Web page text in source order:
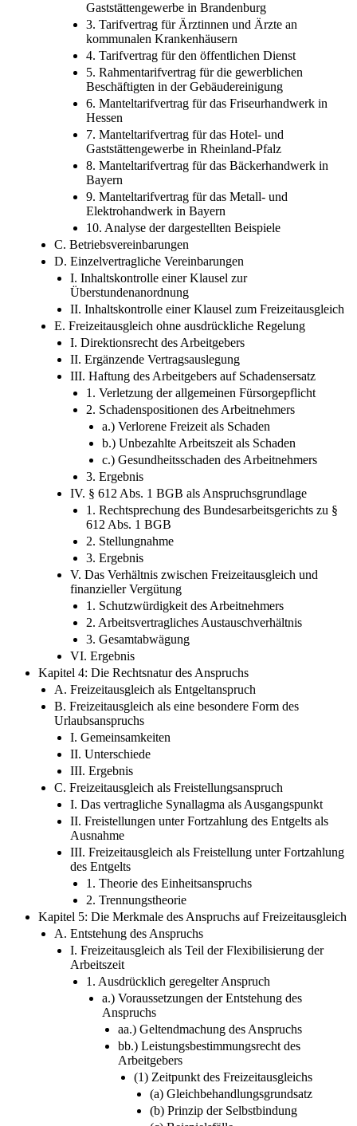
Gaststättengewerbe in Brandenburg
3. Tarifvertrag für Ärztinnen und Ärzte an
kommunalen Krankenhäusern
4. Tarifvertrag für den öffentlichen Dienst
5. Rahmentarifvertrag für die gewerblichen
Beschäftigten in der Gebäudereinigung
6. Manteltarifvertrag für das Friseurhandwerk in
Hessen
7. Manteltarifvertrag für das Hotel- und
Gaststättengewerbe in Rheinland-Pfalz
8. Manteltarifvertrag für das Bäckerhandwerk in
Bayern
9. Manteltarifvertrag für das Metall- und
Elektrohandwerk in Bayern
10. Analyse der dargestellten Beispiele
C. Betriebsvereinbarungen
D. Einzelvertragliche Vereinbarungen
I. Inhaltskontrolle einer Klausel zur
Überstundenanordnung
II. Inhaltskontrolle einer Klausel zum Freizeitausgleich
E. Freizeitausgleich ohne ausdrückliche Regelung
I. Direktionsrecht des Arbeitgebers
II. Ergänzende Vertragsauslegung
III. Haftung des Arbeitgebers auf Schadensersatz
1. Verletzung der allgemeinen Fürsorgepflicht
2. Schadenspositionen des Arbeitnehmers
a.) Verlorene Freizeit als Schaden
b.) Unbezahlte Arbeitszeit als Schaden
c.) Gesundheitsschaden des Arbeitnehmers
3. Ergebnis
IV. § 612 Abs. 1 BGB als Anspruchsgrundlage
1. Rechtsprechung des Bundesarbeitsgerichts zu §
612 Abs. 1 BGB
2. Stellungnahme
3. Ergebnis
V. Das Verhältnis zwischen Freizeitausgleich und
finanzieller Vergütung
1. Schutzwürdigkeit des Arbeitnehmers
2. Arbeitsvertragliches Austauschverhältnis
3. Gesamtabwägung
VI. Ergebnis
Kapitel 4: Die Rechtsnatur des Anspruchs
A. Freizeitausgleich als Entgeltanspruch
B. Freizeitausgleich als eine besondere Form des
Urlaubsanspruchs
I. Gemeinsamkeiten
II. Unterschiede
III. Ergebnis
C. Freizeitausgleich als Freistellungsanspruch
I. Das vertragliche Synallagma als Ausgangspunkt
II. Freistellungen unter Fortzahlung des Entgelts als
Ausnahme
III. Freizeitausgleich als Freistellung unter Fortzahlung
des Entgelts
1. Theorie des Einheitsanspruchs
2. Trennungstheorie
Kapitel 5: Die Merkmale des Anspruchs auf Freizeitausgleich
A. Entstehung des Anspruchs
I. Freizeitausgleich als Teil der Flexibilisierung der
Arbeitszeit
1. Ausdrücklich geregelter Anspruch
a.) Voraussetzungen der Entstehung des
Anspruchs
aa.) Geltendmachung des Anspruchs
bb.) Leistungsbestimmungsrecht des
Arbeitgebers
(1) Zeitpunkt des Freizeitausgleichs
(a) Gleichbehandlungsgrundsatz
(b) Prinzip der Selbstbindung